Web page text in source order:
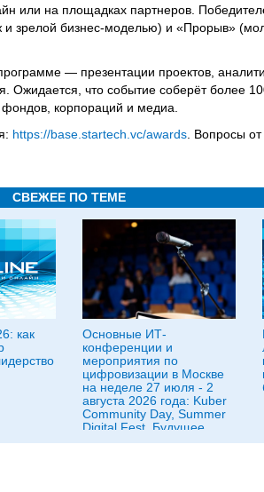
или на площадках партнеров.
зрелой бизнес-моделью) и «Прорыв»
— презентации проектов,
Ожидается, что событие соберёт более
корпораций и медиа.
https://base.startech.vc/awards . Вопросы
СВЕЖЕЕ ПО ТЕМЕ
как
Основные ИТ-
конференции и
мероприятия по
цифровизации в Москве
на неделе 27 июля - 2
августа 2026 года: Kuber
Community Day, Summer
Digital Fest, Будущее
исследований в